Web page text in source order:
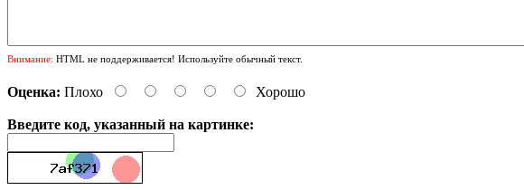
Внимание: HTML не поддерживается! Используйте обычный текст.
Оценка: Плохо Хорошо
Введите код, указанный на картинке: